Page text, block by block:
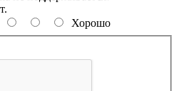
Хорошо